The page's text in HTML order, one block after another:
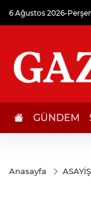
6 Ağustos 2026-
GÜNDEM
Anasayfa ASAYİŞ